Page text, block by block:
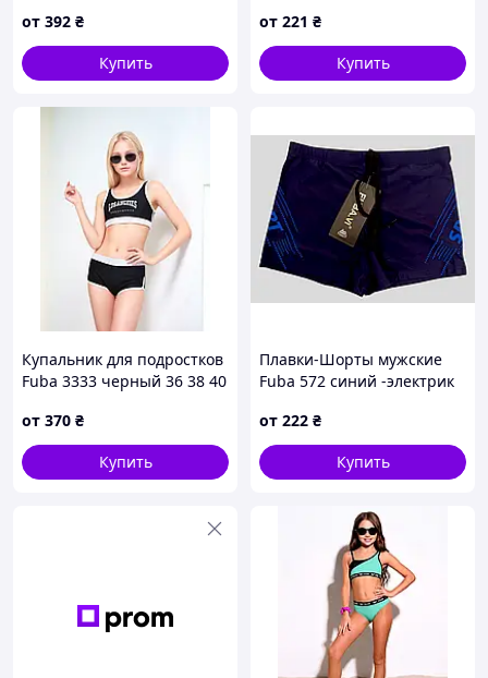
от 392 ₴
Купить
УКР размеры
от 221 ₴
Купить
Купальник для подростков
Fuba 3333 черный 36 38 40
от 370 ₴
Купить
Плавки-Шорты мужские
Fuba 572 синий -электрик
от 222 ₴
Купить